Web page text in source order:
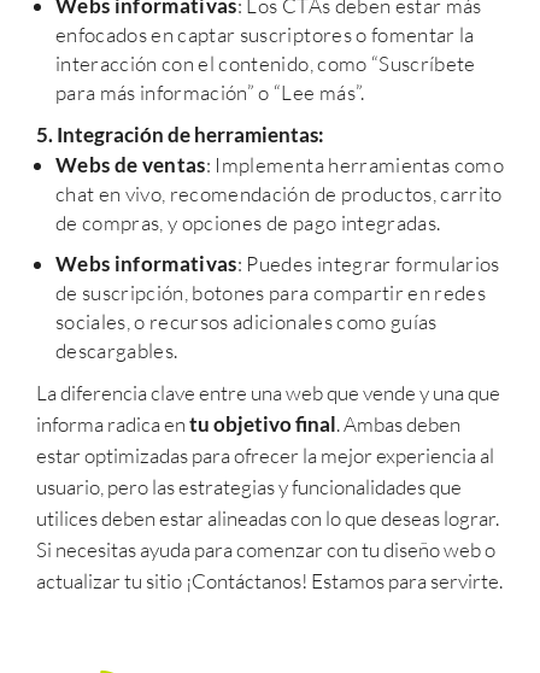
Webs informativas: Los CTAs deben estar más
enfocados en captar suscriptores o fomentar la
interacción con el contenido, como “Suscríbete
para más información” o “Lee más”.
5. Integración de herramientas:
Webs de ventas: Implementa herramientas como
chat en vivo, recomendación de productos, carrito
de compras, y opciones de pago integradas.
Webs informativas: Puedes integrar formularios
de suscripción, botones para compartir en redes
sociales, o recursos adicionales como guías
descargables.
La diferencia clave entre una web que vende y una que
informa radica entu objetivo final. Ambas deben
estar optimizadas para ofrecer la mejor experiencia al
usuario, pero las estrategias y funcionalidades que
utilices deben estar alineadas con lo que deseas lograr.
Si necesitas ayuda para comenzar con tu diseño web o
actualizar tu sitio ¡Contáctanos! Estamos para servirte.